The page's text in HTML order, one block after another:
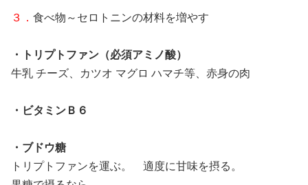
３． 食べ物～セロトニンの材料を増やす
・トリプトファン（必須アミノ酸）
牛乳 チーズ、カツオ マグロ ハマチ等、赤身の肉
・ビタミンＢ６
・ブドウ糖
トリプトファンを運ぶ。 適度に甘味を摂る。